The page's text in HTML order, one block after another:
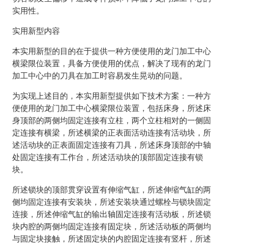
实用性。
实用新型内容
本实用新型的目的在于提供一种方便使用的龙门加工中心
横梁限位装置，具备方便使用的优点，解决了现有的龙门
加工中心中的刀具在加工时容易发生晃动的问题。
为实现上述目的，本实用新型提供如下技术方案：一种方
便使用的龙门加工中心横梁限位装置，包括床身，所述床
身顶部的两侧均固定连接有立柱，两个立柱相对的一侧固
定连接有横梁，所述横梁的正表面活动连接有活动块，所
述活动块的正表面固定连接有刀具，所述床身顶部的中轴
处固定连接有工作台，所述活动块的顶部固定连接有锁
块。
所述锁块的顶部贯穿设置有伸缩气缸，所述伸缩气缸的两
侧均固定连接有安装块，所述安装块通过螺栓与锁块固定
连接，所述伸缩气缸的输出轴固定连接有活动板，所述锁
块内腔的两侧均固定连接有固定块，所述活动板的两侧均
与固定块接触，所述固定块的内腔固定连接有竖杆，所述